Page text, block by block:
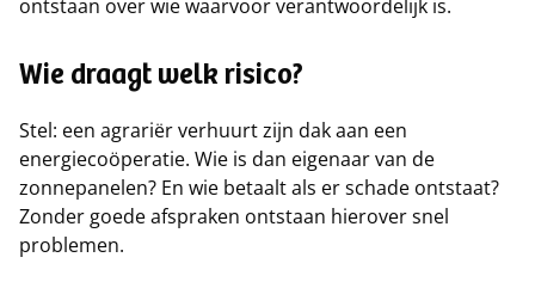
ontstaan over wie waarvoor verantwoordelijk is.
Wie draagt welk risico?
Stel: een agrariër verhuurt zijn dak aan een
energiecoöperatie. Wie is dan eigenaar van de
zonnepanelen? En wie betaalt als er schade ontstaat?
Zonder goede afspraken ontstaan hierover snel
problemen.